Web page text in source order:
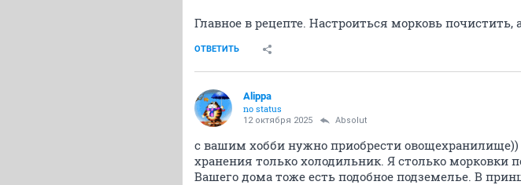
Главное в рецепте. Настроиться морковь почистить,
ОТВЕТИТЬ
Alippa
no status
12 октября 2025 Absolut
с вашим хобби нужно приобрести
хранения только холодильник. Я столько морковки
Вашего дома тоже есть подобное подземелье. В